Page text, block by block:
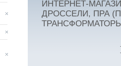
ИНТЕРНЕТ-
ДРОССЕЛИ, ПРА